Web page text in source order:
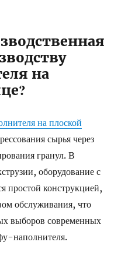
на
на плоской
сырья через
гранул. В
оборудование с
простой конструкцией,
обслуживания, что
выборов современных
наполнителя.